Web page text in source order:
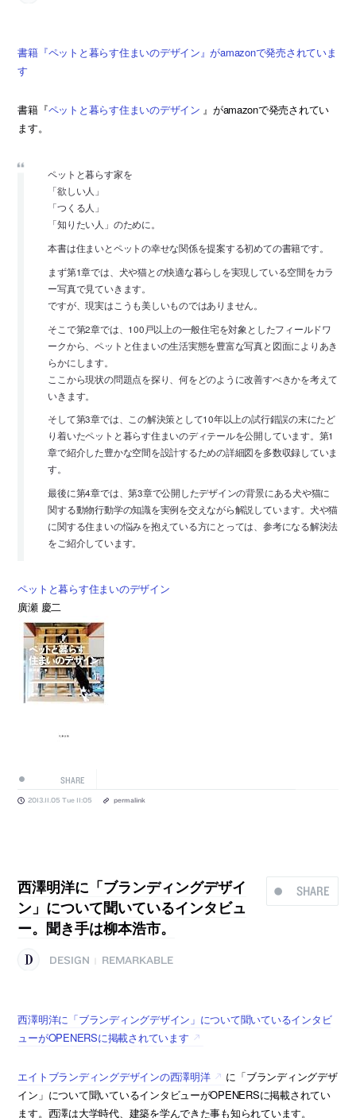
書籍『ペットと暮らす住まいのデザイン』がamazonで発売されていま
す
書籍『ペットと暮らす住まいのデザイン 』がamazonで発売されてい
ます。
ペットと暮らす家を
「欲しい人」
「つくる人」
「知りたい人」のために。
本書は住まいとペットの幸せな関係を提案する初めての書籍です。
まず第1章では、犬や猫との快適な暮らしを実現している空間をカラ
ー写真で見ていきます。
ですが、現実はこうも美しいものではありません。
そこで第2章では、100戸以上の一般住宅を対象としたフィールドワ
ークから、ペットと住まいの生活実態を豊富な写真と図面によりあき
らかにします。
ここから現状の問題点を探り、何をどのように改善すべきかを考えて
いきます。
そして第3章では、この解決策として10年以上の試行錯誤の末にたど
り着いたペットと暮らす住まいのディテールを公開しています。第1
章で紹介した豊かな空間を設計するための詳細図を多数収録していま
す。
最後に第4章では、第3章で公開したデザインの背景にある犬や猫に
関する動物行動学の知識を実例を交えながら解説しています。犬や猫
に関する住まいの悩みを抱えている方にとっては、参考になる解決法
をご紹介しています。
ペットと暮らす住まいのデザイン
廣瀬 慶二
SHARE
2013.11.05 Tue 11:05 permalink
SHARE
西澤明洋に「ブランディングデザイ
ン」について聞いているインタビュ
ー。聞き手は柳本浩市。
DESIGN REMARKABLE
西澤明洋に「ブランディングデザイン」について聞いているインタビ
ューがOPENERSに掲載されています
エイトブランディングデザインの西澤明洋
に「ブランディングデザ
イン」について聞いているインタビューがOPENERSに掲載されてい
ます。西澤は大学時代、建築を学んできた事も知られています。